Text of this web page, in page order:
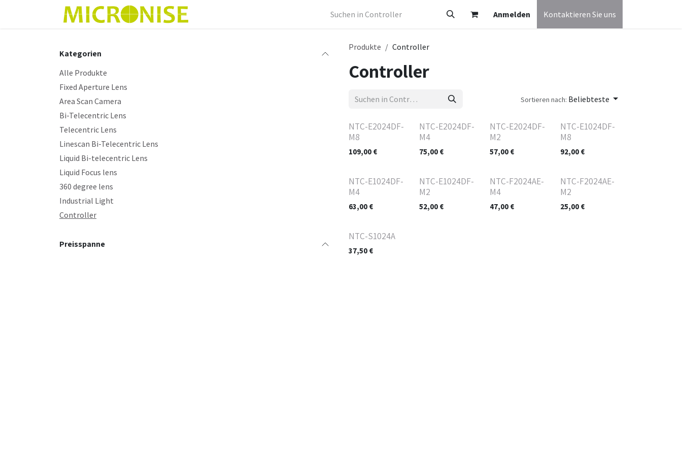
Zum Inhalt springen
Anmelden Kontaktieren Sie uns
Kategorien
Alle Produkte
Fixed Aperture Lens
Area Scan Camera
Bi-Telecentric Lens
Telecentric Lens
Linescan Bi-Telecentric Lens
Liquid Bi-telecentric Lens
Liquid Focus lens
360 degree lens
Industrial Light
Controller
Preisspanne
Produkte Controller
Controller
Sortieren nach: Beliebteste
NTC-E2024DF-
M8
109,00 €
NTC-E2024DF-
M4
75,00€
NTC-E2024DF-
M2
57,00€
NTC-E1024DF-
M8
92,00€
NTC-E1024DF-
M4
63,00 €
NTC-E1024DF-
M2
52,00€
NTC-F2024AE-
M4
47,00€
NTC-F2024AE-
M2
25,00€
NTC-S1024A
37,50 €